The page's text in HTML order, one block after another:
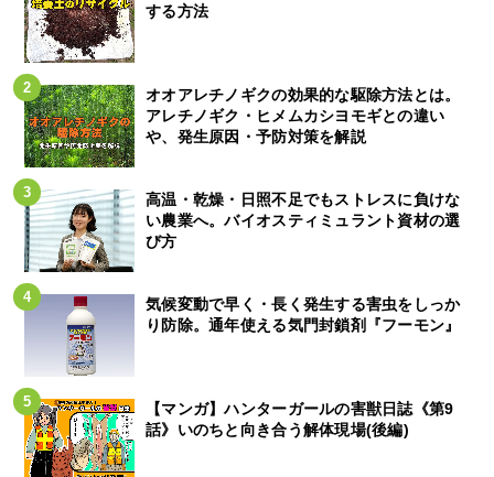
する方法
オオアレチノギクの効果的な駆除方法とは。
アレチノギク・ヒメムカシヨモギとの違い
や、発生原因・予防対策を解説
高温・乾燥・日照不足でもストレスに負けな
い農業へ。バイオスティミュラント資材の選
び方
気候変動で早く・長く発生する害虫をしっか
り防除。通年使える気門封鎖剤『フーモン』
【マンガ】ハンターガールの害獣日誌《第9
話》いのちと向き合う解体現場(後編)